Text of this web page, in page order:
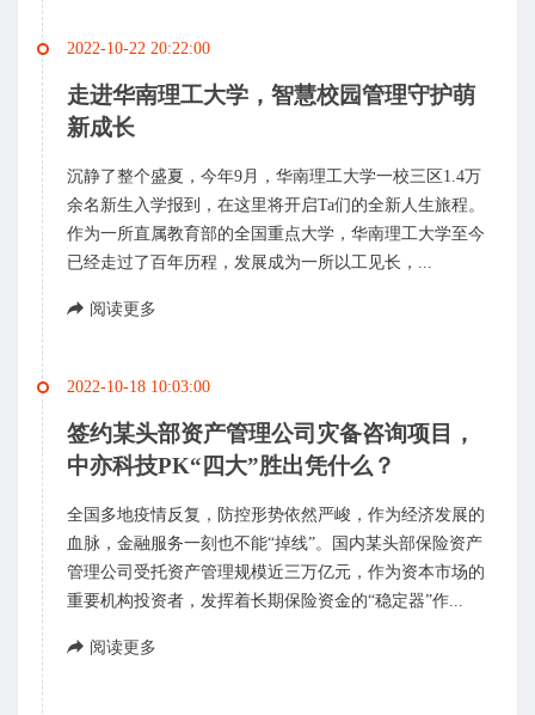
2022-10-22 20:22:00
走进华南理工大学，智慧校园管理守护萌
新成长
沉静了整个盛夏，今年9月，华南理工大学一校三区1.4万
余名新生入学报到，在这里将开启Ta们的全新人生旅程。
作为一所直属教育部的全国重点大学，华南理工大学至今
已经走过了百年历程，发展成为一所以工见长，...
阅读更多
2022-10-18 10:03:00
签约某头部资产管理公司灾备咨询项目，
中亦科技PK“四大”胜出凭什么？
全国多地疫情反复，防控形势依然严峻，作为经济发展的
血脉，金融服务一刻也不能“掉线”。国内某头部保险资产
管理公司受托资产管理规模近三万亿元，作为资本市场的
重要机构投资者，发挥着长期保险资金的“稳定器”作...
阅读更多